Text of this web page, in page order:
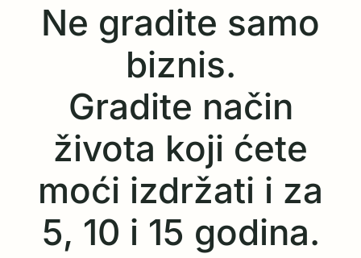
Ne gradite samo
biznis.
Gradite način
života koji ćete
moći izdržati i za
5, 10 i 15 godina.